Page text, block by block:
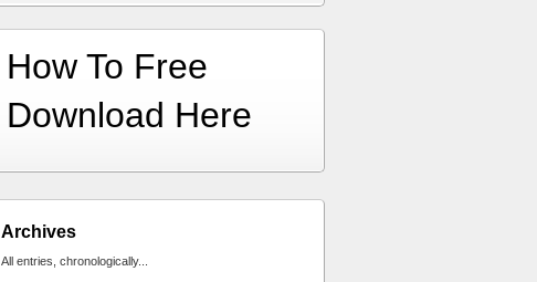
How To Free
Download Here
Archives
All entries, chronologically...